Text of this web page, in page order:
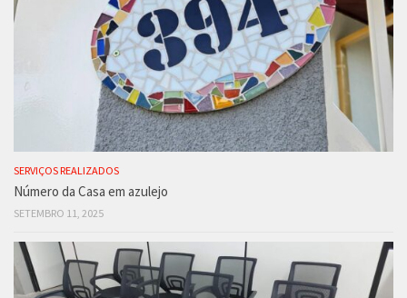
SERVIÇOS REALIZADOS
Número da Casa em azulejo
SETEMBRO 11, 2025